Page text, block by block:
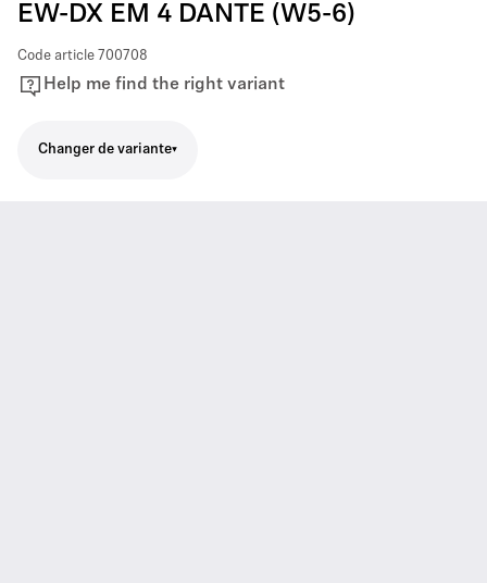
EW-DX EM 4 DANTE (W5-6)
Code article 700708
Help me find the right variant
Changer de variante